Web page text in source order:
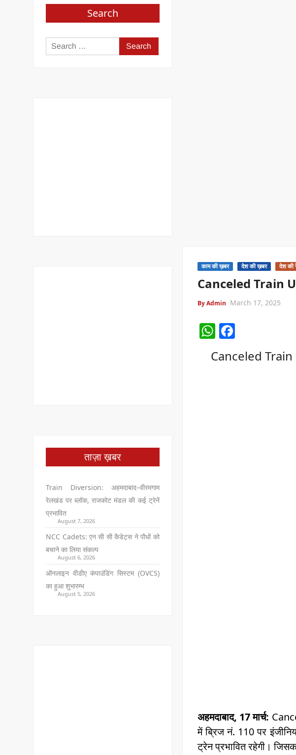
काम की ख़बर देश की ख़बर देश की
Canceled Train
By Admin March 17, 2025
W
h
at
F
c
Canceled Train
अहमदाबाद, 17 मार्च:
में ब्रिज नं. 110 पर
ट्रेन प्रभावित रहेगी।
Search
Search
for:
ताज़ा ख़बर
Train Diversion: अहमदाबाद–वीरमगाम
रेलखंड पर ब्लॉक, राजकोट मंडल की कई ट्रेनें
प्रभावित
August 7, 2026
NCC Cadets: एन सी सी कैडेट्स ने पौधों को
बचाने का लिया संकल्प
August 6, 2026
ऑनलाइन वीडीए कंपाउंडिंग सिस्टम (OVCS)
का हुआ शुभारम्भ
August 5, 2026